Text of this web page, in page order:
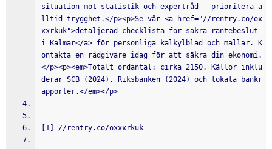
situation mot statistik och expertråd – prioritera a
lltid trygghet.</p><p>Se vår <a href="//rentry.co/ox
xxrkuk">detaljerad checklista för säkra räntebeslut
i Kalmar</a> för personliga kalkylblad och mallar. K
ontakta en rådgivare idag för att säkra din ekonomi.
</p><p><em>Totalt ordantal: cirka 2150. Källor inklu
derar SCB (2024), Riksbanken (2024) och lokala bankr
apporter.</em></p>
---
[1] //rentry.co/oxxxrkuk